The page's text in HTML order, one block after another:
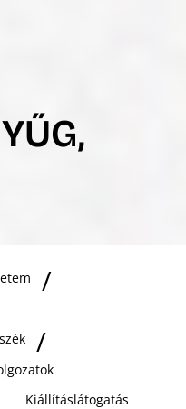
Kiállításlátogatás